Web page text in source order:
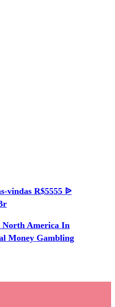
vindas R$5555 ᐉ
North America In
Money Gambling